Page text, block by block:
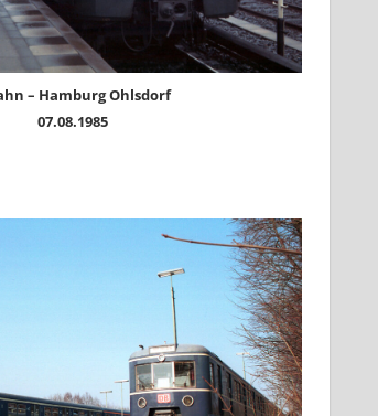
– Hamburg Ohlsdorf
07.08.1985